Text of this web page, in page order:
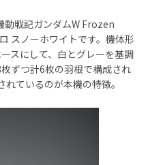
動戦記ガンダムW Frozen
スノーホワイトです。機体形
スにして、白とグレーを基調
ずつ計6枚の羽根で構成され
ているのが本機の特徴。